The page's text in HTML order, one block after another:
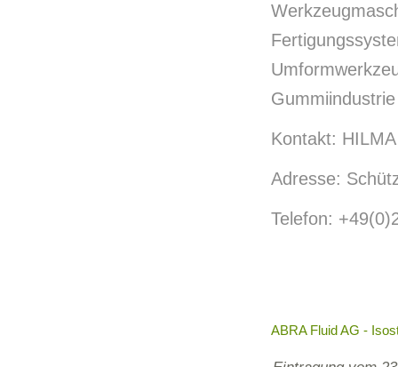
Kontakt:
Adresse:
Telefon:
ABRA Fluid AG -